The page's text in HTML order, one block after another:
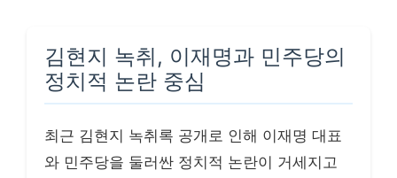
김현지 녹취, 이재명과 민주당의
정치적 논란 중심
최근 김현지 녹취록 공개로 인해 이재명 대표
와 민주당을 둘러싼 정치적 논란이 거세지고